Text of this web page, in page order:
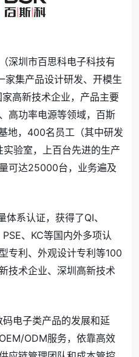
深圳市百思科电子科技有
家集产品设计研发、开模生
高新技术企业，产品主要
高功率电源等领域，百斯
地，400名员工（其中研发
验室，上百台先进的生产
可达25000台，业务遍及
系认证，获得了QI、
、KC等国内外多项认
专利、外观设计专利等100
技术企业、深圳高新技术
电子类产品的发展和延
ODM服务，依靠高效